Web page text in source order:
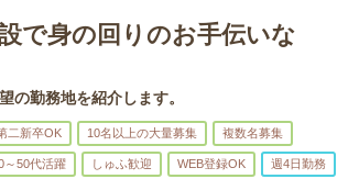
で身の回りのお手伝いな
勤務地を紹介します。
二新卒OK 10名以上の大量募集 複数名募集
～50代活躍 しゅふ歓迎 WEB登録OK 週4日勤務